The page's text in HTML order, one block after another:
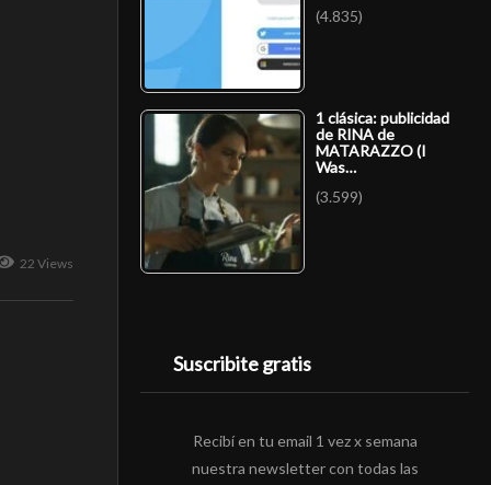
22 Views
(4.835)
1 clásica: publicidad
de RINA de
MATARAZZO (I
Was…
(3.599)
Suscribite gratis
Recibí en tu email 1 vez x semana
nuestra newsletter con todas las